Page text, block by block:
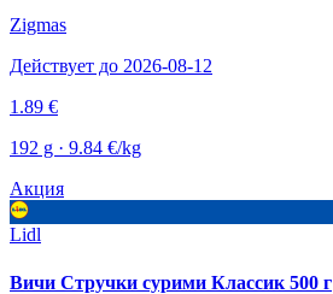
Zigmas
Действует до 2026-08-12
1.89 €
192 g · 9.84 €/kg
Акция
Lidl
Вичи Стручки сурими Классик 500 г